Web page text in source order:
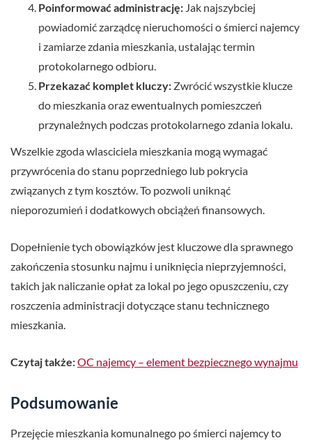
Poinformować administrację: Jak najszybciej
powiadomić zarządcę nieruchomości o śmierci najemcy
i zamiarze zdania mieszkania, ustalając termin
protokolarnego odbioru.
Przekazać komplet kluczy: Zwrócić wszystkie klucze
do mieszkania oraz ewentualnych pomieszczeń
przynależnych podczas protokolarnego zdania lokalu.
Wszelkie zgoda wlasciciela mieszkania mogą wymagać
przywrócenia do stanu poprzedniego lub pokrycia
związanych z tym kosztów. To pozwoli uniknąć
nieporozumień i dodatkowych obciążeń finansowych.
Dopełnienie tych obowiązków jest kluczowe dla sprawnego
zakończenia stosunku najmu i uniknięcia nieprzyjemności,
takich jak naliczanie opłat za lokal po jego opuszczeniu, czy
roszczenia administracji dotyczące stanu technicznego
mieszkania.
Czytaj także:OC najemcy – element bezpiecznego wynajmu
Podsumowanie
Przejęcie mieszkania komunalnego po śmierci najemcy to